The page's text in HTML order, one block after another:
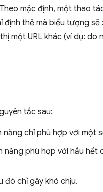
mặc định, một thao
thẻ mà biểu tượng
một URL khác (ví dụ:
tắc sau:
chỉ phù hợp với một
phù hợp với hầu hết
đó chỉ gây khó chịu.